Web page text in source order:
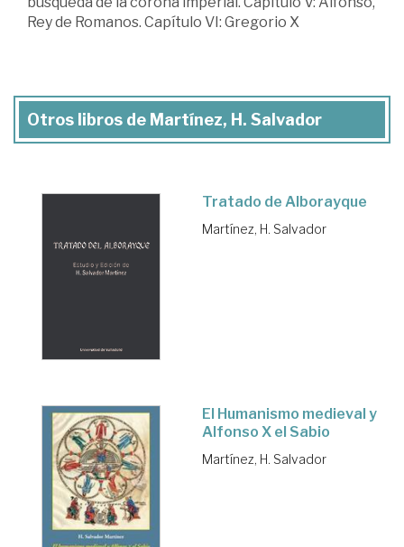
Rey de Romanos. Capítulo VI: Gregorio X
Otros libros de Martínez, H. Salvador
Tratado de Alborayque
Martínez, H. Salvador
El Humanismo medieval y
Alfonso X el Sabio
Martínez, H. Salvador